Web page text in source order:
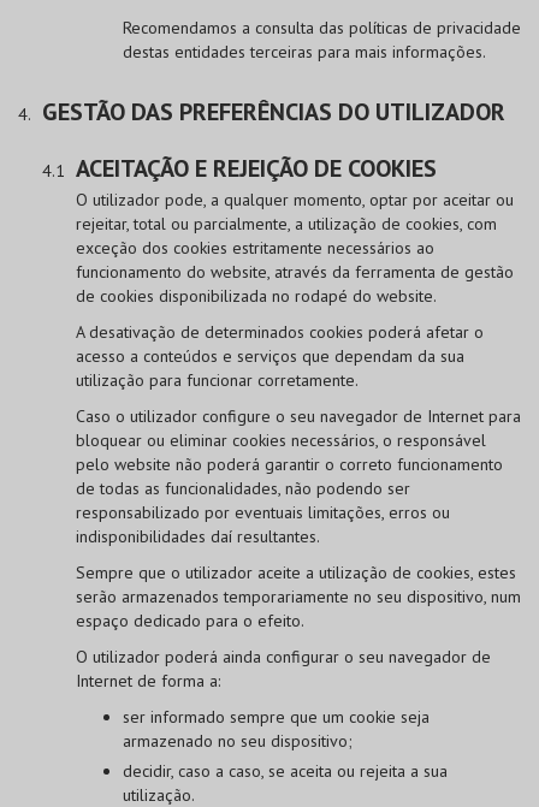
Recomendamos a consulta das políticas de privacidade
destas entidades terceiras para mais informações.
GESTÃO DAS PREFERÊNCIAS DO UTILIZADOR
ACEITAÇÃO E REJEIÇÃO DE COOKIES
O utilizador pode, a qualquer momento, optar por aceitar ou
rejeitar, total ou parcialmente, a utilização de cookies, com
exceção dos cookies estritamente necessários ao
funcionamento do website, através da ferramenta de gestão
de cookies disponibilizada no rodapé do website.
A desativação de determinados cookies poderá afetar o
acesso a conteúdos e serviços que dependam da sua
utilização para funcionar corretamente.
Caso o utilizador configure o seu navegador de Internet para
bloquear ou eliminar cookies necessários, o responsável
pelo website não poderá garantir o correto funcionamento
de todas as funcionalidades, não podendo ser
responsabilizado por eventuais limitações, erros ou
indisponibilidades daí resultantes.
Sempre que o utilizador aceite a utilização de cookies, estes
serão armazenados temporariamente no seu dispositivo, num
espaço dedicado para o efeito.
O utilizador poderá ainda configurar o seu navegador de
Internet de forma a:
ser informado sempre que um cookie seja
armazenado no seu dispositivo;
decidir, caso a caso, se aceita ou rejeita a sua
utilização.